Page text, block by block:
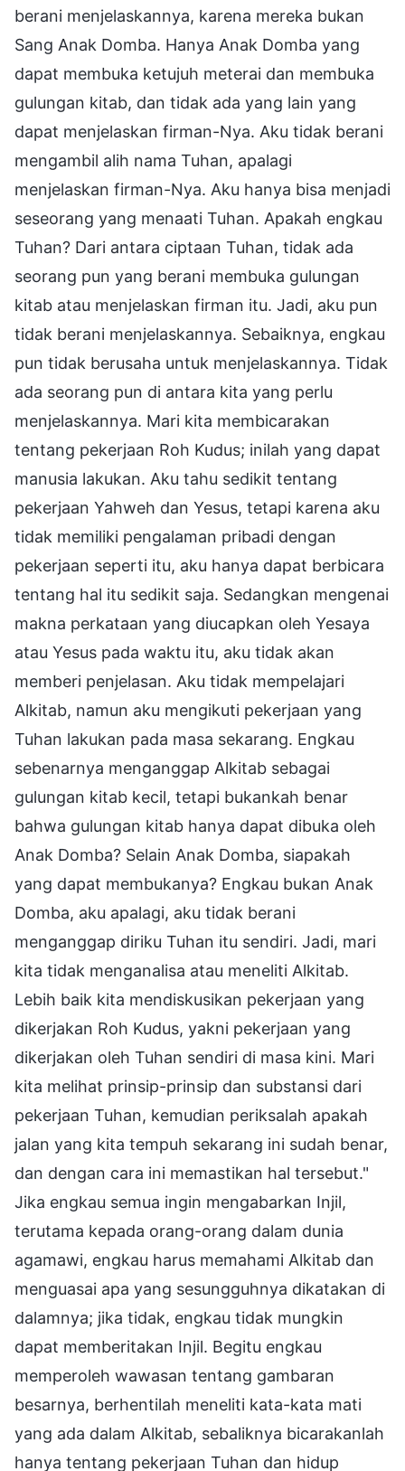
berani menjelaskannya, karena mereka bukan
Sang Anak Domba. Hanya Anak Domba yang
dapat membuka ketujuh meterai dan membuka
gulungan kitab, dan tidak ada yang lain yang
dapat menjelaskan firman-Nya. Aku tidak berani
mengambil alih nama Tuhan, apalagi
menjelaskan firman-Nya. Aku hanya bisa menjadi
seseorang yang menaati Tuhan. Apakah engkau
Tuhan? Dari antara ciptaan Tuhan, tidak ada
seorang pun yang berani membuka gulungan
kitab atau menjelaskan firman itu. Jadi, aku pun
tidak berani menjelaskannya. Sebaiknya, engkau
pun tidak berusaha untuk menjelaskannya. Tidak
ada seorang pun di antara kita yang perlu
menjelaskannya. Mari kita membicarakan
tentang pekerjaan Roh Kudus; inilah yang dapat
manusia lakukan. Aku tahu sedikit tentang
pekerjaan Yahweh dan Yesus, tetapi karena aku
tidak memiliki pengalaman pribadi dengan
pekerjaan seperti itu, aku hanya dapat berbicara
tentang hal itu sedikit saja. Sedangkan mengenai
makna perkataan yang diucapkan oleh Yesaya
atau Yesus pada waktu itu, aku tidak akan
memberi penjelasan. Aku tidak mempelajari
Alkitab, namun aku mengikuti pekerjaan yang
Tuhan lakukan pada masa sekarang. Engkau
sebenarnya menganggap Alkitab sebagai
gulungan kitab kecil, tetapi bukankah benar
bahwa gulungan kitab hanya dapat dibuka oleh
Anak Domba? Selain Anak Domba, siapakah
yang dapat membukanya? Engkau bukan Anak
Domba, aku apalagi, aku tidak berani
menganggap diriku Tuhan itu sendiri. Jadi, mari
kita tidak menganalisa atau meneliti Alkitab.
Lebih baik kita mendiskusikan pekerjaan yang
dikerjakan Roh Kudus, yakni pekerjaan yang
dikerjakan oleh Tuhan sendiri di masa kini. Mari
kita melihat prinsip-prinsip dan substansi dari
pekerjaan Tuhan, kemudian periksalah apakah
jalan yang kita tempuh sekarang ini sudah benar,
dan dengan cara ini memastikan hal tersebut."
Jika engkau semua ingin mengabarkan Injil,
terutama kepada orang-orang dalam dunia
agamawi, engkau harus memahami Alkitab dan
menguasai apa yang sesungguhnya dikatakan di
dalamnya; jika tidak, engkau tidak mungkin
dapat memberitakan Injil. Begitu engkau
memperoleh wawasan tentang gambaran
besarnya, berhentilah meneliti kata-kata mati
yang ada dalam Alkitab, sebaliknya bicarakanlah
hanya tentang pekerjaan Tuhan dan hidup